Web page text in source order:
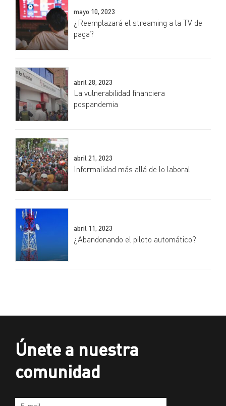
mayo 10, 2023
¿Reemplazará el streaming a la TV de
paga?
abril 28, 2023
La vulnerabilidad financiera
pospandemia
abril 21, 2023
Informalidad más allá de lo laboral
abril 11, 2023
¿Abandonando el piloto automático?
Únete a nuestra
comunidad